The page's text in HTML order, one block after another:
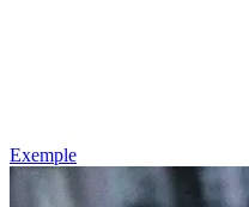
Exemple